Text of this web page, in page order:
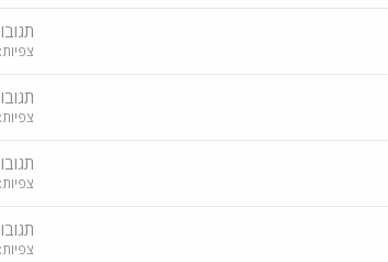
צפיות
צפיות
צפיות
צפיות